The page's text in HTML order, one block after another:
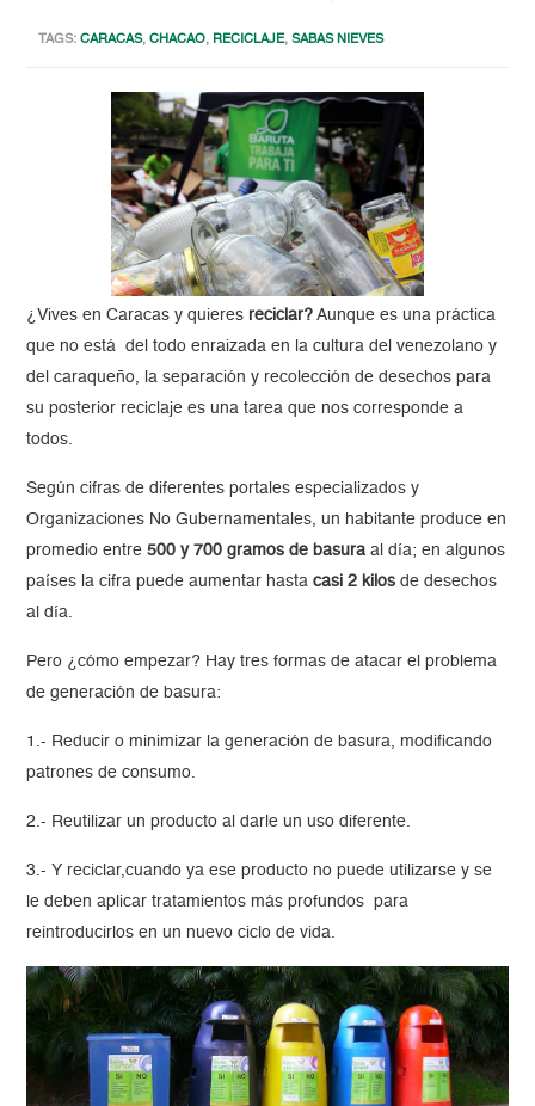
TAGS:CARACAS,CHACAO, RECICLAJE,SABAS NIEVES
¿Vives en Caracas y quieres reciclar? Aunque es una práctica
que no está del todo enraizada en la cultura del venezolano y
del caraqueño, la separación y recolección de desechos para
su posterior reciclaje es una tarea que nos corresponde a
todos.
Según cifras de diferentes portales especializados y
Organizaciones No Gubernamentales, un habitante produce en
promedio entre500 y 700 gramos de basura al día; en algunos
países la cifra puede aumentar hastacasi 2 kilos de desechos
al día.
Pero ¿cómo empezar? Hay tres formas de atacar el problema
de generación de basura:
1.- Reducir o minimizar la generación de basura, modificando
patrones de consumo.
2.- Reutilizar un producto al darle un uso diferente.
3.- Y reciclar,cuando ya ese producto no puede utilizarse y se
le deben aplicar tratamientos más profundos para
reintroducirlos en un nuevo ciclo de vida.